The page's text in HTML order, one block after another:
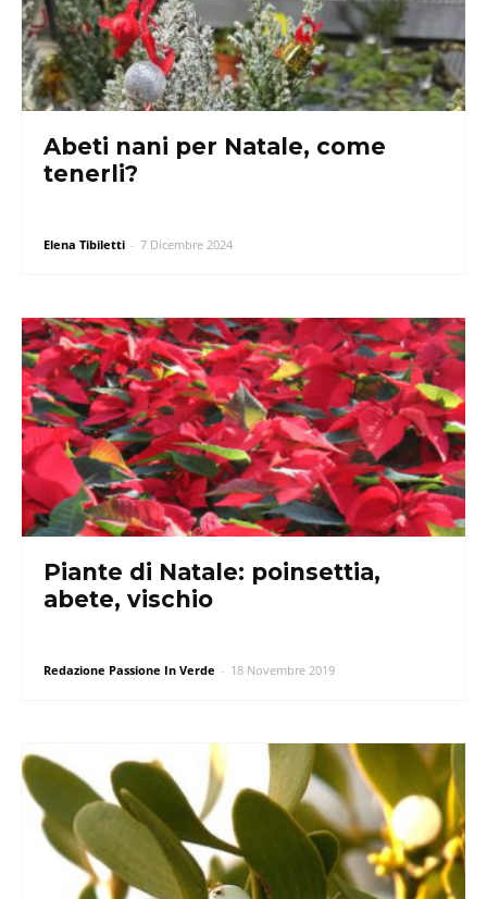
Abeti nani per Natale, come
tenerli?
Elena Tibiletti - 7 Dicembre 2024
Piante di Natale: poinsettia,
abete, vischio
Redazione Passione In Verde - 18 Novembre 2019